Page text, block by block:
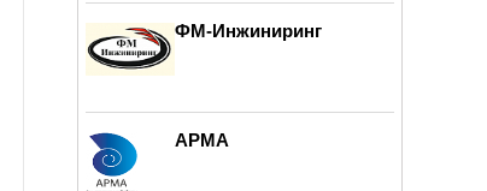
ФМ-Инжиниринг
АРМА